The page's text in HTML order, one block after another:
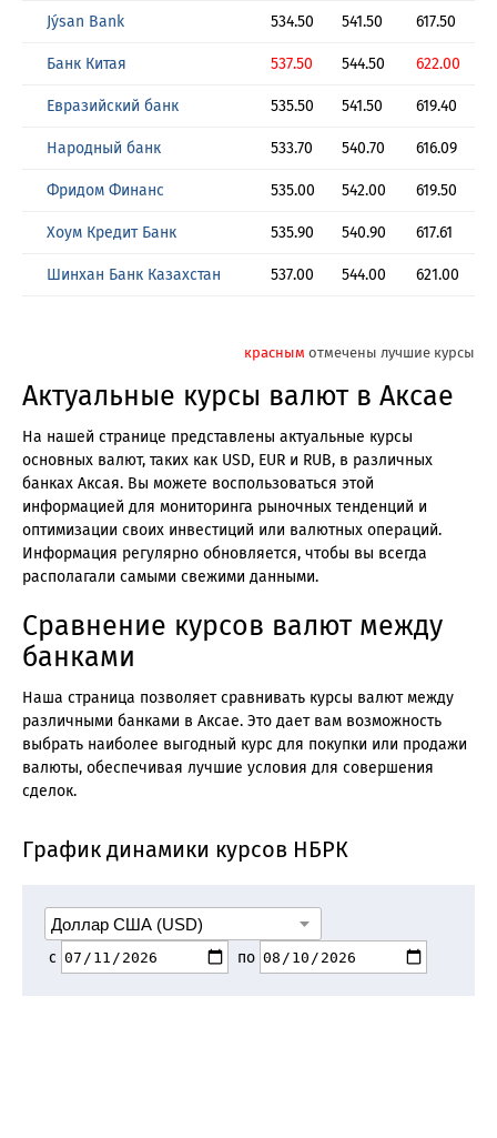
Jýsan Bank 534.50 541.50 617.50
Банк Китая 537.50 544.50 622.00
Евразийский банк 535.50 541.50 619.40
Народный банк 533.70 540.70 616.09
Фридом Финанс 535.00 542.00 619.50
Хоум Кредит Банк 535.90 540.90 617.61
Шинхан Банк Казахстан 537.00 544.00 621.00
красным отмечены лучшие курсы
Актуальные курсы валют в Аксае
На нашей странице представлены актуальные курсы
основных валют, таких как USD, EUR и RUB, в различных
банках Аксая. Вы можете воспользоваться этой
информацией для мониторинга рыночных тенденций и
оптимизации своих инвестиций или валютных операций.
Информация регулярно обновляется, чтобы вы всегда
располагали самыми свежими данными.
Сравнение курсов валют между
банками
Наша страница позволяет сравнивать курсы валют между
различными банками в Аксае. Это дает вам возможность
выбрать наиболее выгодный курс для покупки или продажи
валюты, обеспечивая лучшие условия для совершения
сделок.
График динамики курсов НБРК
с по